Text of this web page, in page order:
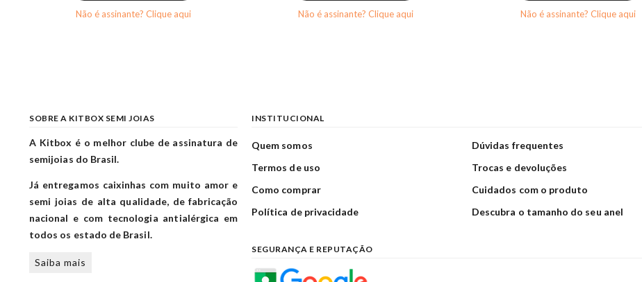
Não é assinante? Clique aqui Não é assinante? Clique aqui Não é assinante? Clique aqui
SOBRE A KITBOX SEMI JOIAS
A Kitbox é o melhor clube de assinatura de
semijoias do Brasil.
Já entregamos caixinhas com muito amor e
semi joias de alta qualidade, de fabricação
nacional e com tecnologia antialérgica em
todos os estado de Brasil.
Saiba mais
INSTITUCIONAL
Quem somos
Termos de uso
Como comprar
Política de privacidade
Dúvidas frequentes
Trocas e devoluções
Cuidados com o produto
Descubra o tamanho do seu anel
SEGURANÇA E REPUTAÇÃO